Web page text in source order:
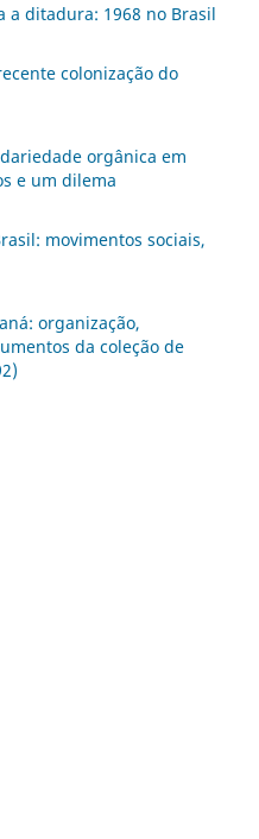
a ditadura: 1968 no Brasil
colonização do
orgânica em
e um dilema
movimentos sociais,
organização,
da coleção de